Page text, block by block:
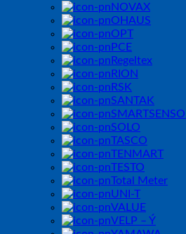
NOVAX
OHAUS
OPT
PCE
Regeltex
RION
RSK
SANTAK
SOLO
TASCO
TENMART
TESTO
Total Meter
UNI-T
VALUE
VELP – Ý